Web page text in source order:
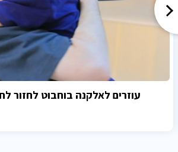
עוזרים לאלקנה בוחבוט לחזור